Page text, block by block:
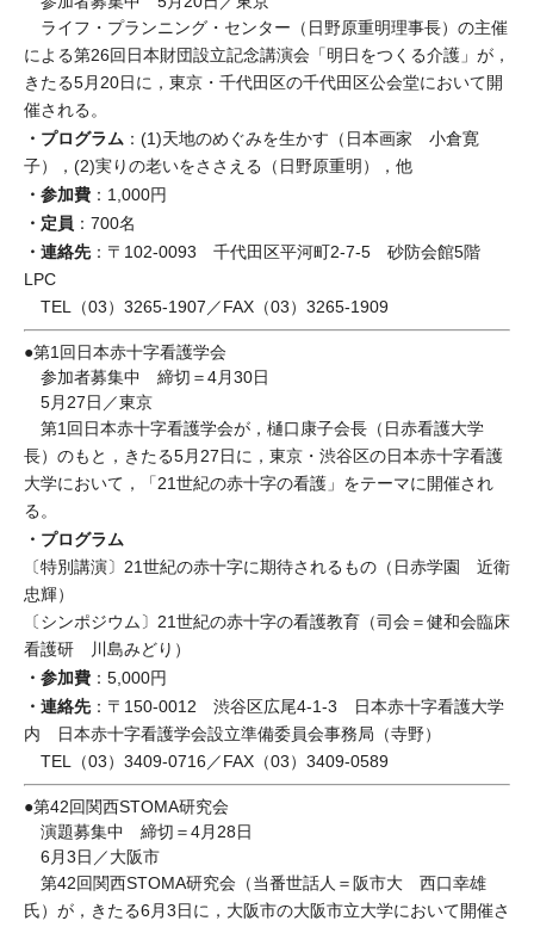
ライフ・プランニング・センター（日野原重明理事長）の主催
による第26回日本財団設立記念講演会「明日をつくる介護」が，
きたる5月20日に，東京・千代田区の千代田区公会堂において開
催される。
・プログラム ：(1)天地のめぐみを生かす（日本画家 小倉寛
子），(2)実りの老いをささえる（日野原重明），他
・参加費 ：1,000円
・定員 ：700名
・連絡先：〒102-0093 千代田区平河町2-7-5 砂防会館5階
LPC
TEL（03）3265-1907／FAX（03）3265-1909
●第1回日本赤十字看護学会
参加者募集中 締切＝4月30日
5月27日／東京
第1回日本赤十字看護学会が，樋口康子会長（日赤看護大学
長）のもと，きたる5月27日に，東京・渋谷区の日本赤十字看護
大学において，「21世紀の赤十字の看護」をテーマに開催され
る。
・プログラム
〔特別講演〕21世紀の赤十字に期待されるもの（日赤学園 近衛
忠輝）
〔シンポジウム〕21世紀の赤十字の看護教育（司会＝健和会臨床
看護研 川島みどり）
・参加費 ：5,000円
・連絡先：〒150-0012 渋谷区広尾4-1-3 日本赤十字看護大学
内 日本赤十字看護学会設立準備委員会事務局（寺野）
TEL（03）3409-0716／FAX（03）3409-0589
●第42回関西STOMA研究会
演題募集中 締切＝4月28日
6月3日／大阪市
第42回関西STOMA研究会（当番世話人＝阪市大 西口幸雄
氏）が，きたる6月3日に，大阪市の大阪市立大学において開催さ